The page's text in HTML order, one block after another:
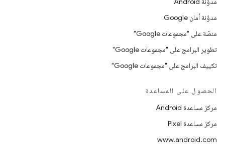
مدوّنة أمان Google
منصّة على "مجموعات Google"
تطوير البرامج على "مجموعات Google"
تكييف البرامج على "مجموعات Google"
الحصول على المساعدة
مركز مساعدة Android
مركز مساعدة Pixel
www.android.com